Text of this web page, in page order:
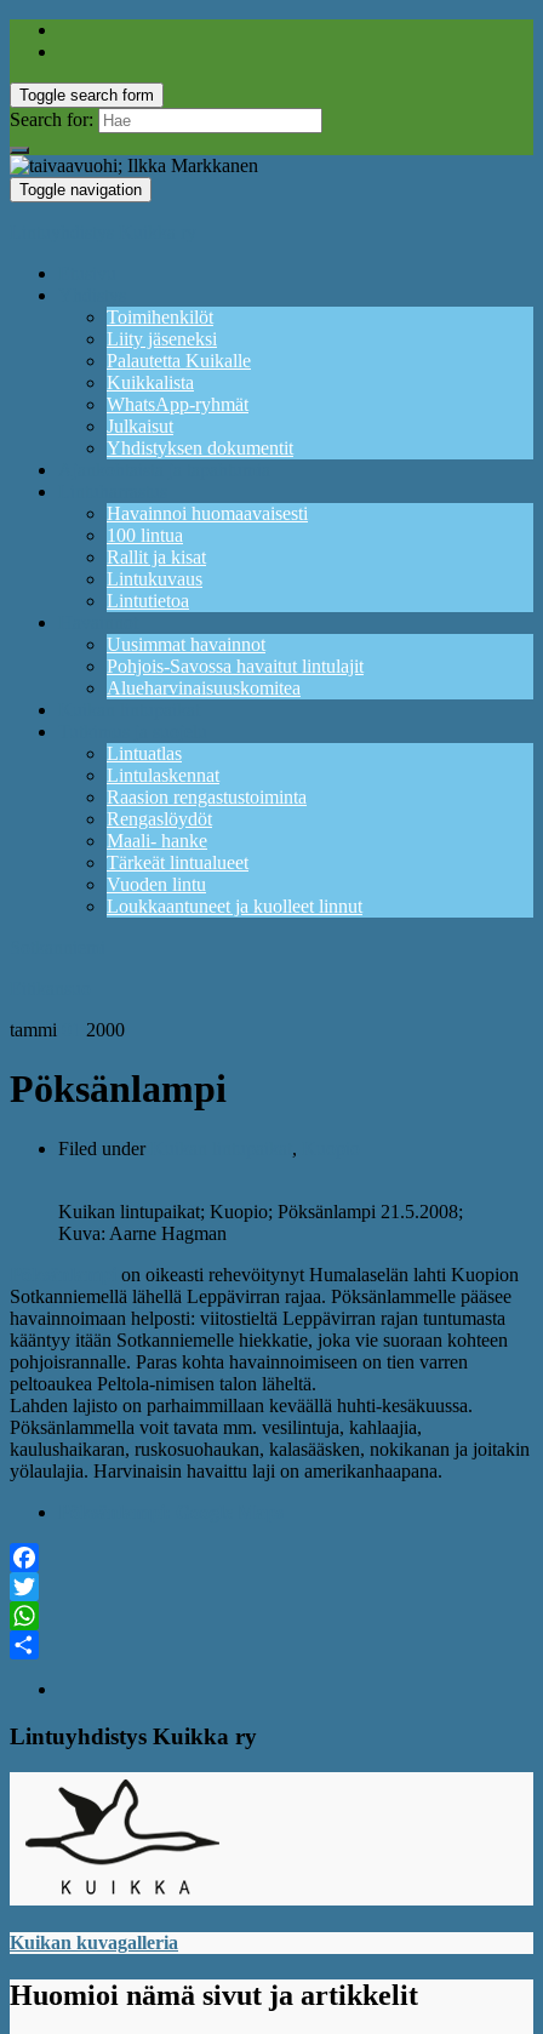
Toggle search form
Search for:
Toggle navigation
Toimihenkilöt
Liity jäseneksi
Palautetta Kuikalle
Kuikkalista
WhatsApp-ryhmät
Julkaisut
Yhdistyksen dokumentit
Havainnoi huomaavaisesti
100 lintua
Rallit ja kisat
Lintukuvaus
Lintutietoa
Uusimmat havainnot
Pohjois-Savossa havaitut lintulajit
Alueharvinaisuuskomitea
Lintuatlas
Lintulaskennat
Raasion rengastustoiminta
Rengaslöydöt
Maali- hanke
Tärkeät lintualueet
Vuoden lintu
Loukkaantuneet ja kuolleet linnut
tammi
2000
Pöksänlampi
Filed under ,
Kuikan lintupaikat; Kuopio; Pöksänlampi 21.5.2008;
Kuva: Aarne Hagman
on oikeasti rehevöitynyt Humalaselän lahti Kuopion
Sotkanniemellä lähellä Leppävirran rajaa. Pöksänlammelle pääsee
havainnoimaan helposti: viitostieltä Leppävirran rajan tuntumasta
kääntyy itään Sotkanniemelle hiekkatie, joka vie suoraan kohteen
pohjoisrannalle. Paras kohta havainnoimiseen on tien varren
peltoaukea Peltola-nimisen talon läheltä.
Lahden lajisto on parhaimmillaan keväällä huhti-kesäkuussa.
Pöksänlammella voit tavata mm. vesilintuja, kahlaajia,
kaulushaikaran, ruskosuohaukan, kalasääsken, nokikanan ja joitakin
yölaulajia. Harvinaisin havaittu laji on amerikanhaapana.
Facebook
Twitter
WhatsApp
Lintuyhdistys Kuikka ry
Kuikan kuvagalleria
Huomioi nämä sivut ja artikkelit